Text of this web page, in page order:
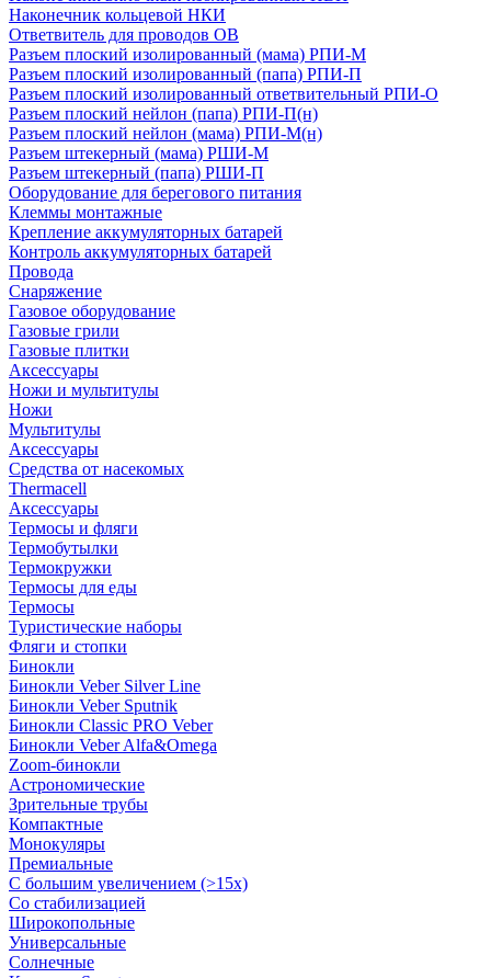
Наконечник кольцевой НКИ
Ответвитель для проводов ОВ
Разъем плоский изолированный (мама) РПИ-М
Разъем плоский изолированный (папа) РПИ-П
Разъем плоский изолированный ответвительный РПИ-О
Разъем плоский нейлон (папа) РПИ-П(н)
Разъем плоский нейлон (мама) РПИ-М(н)
Разъем штекерный (мама) РШИ-М
Разъем штекерный (папа) РШИ-П
Оборудование для берегового питания
Клеммы монтажные
Крепление аккумуляторных батарей
Контроль аккумуляторных батарей
Провода
Снаряжение
Газовое оборудование
Газовые грили
Газовые плитки
Аксессуары
Ножи и мультитулы
Ножи
Мультитулы
Аксессуары
Средства от насекомых
Thermacell
Аксессуары
Термосы и фляги
Термобутылки
Термокружки
Термосы для еды
Термосы
Туристические наборы
Фляги и стопки
Бинокли
Бинокли Veber Silver Line
Бинокли Veber Sputnik
Бинокли Classic PRO Veber
Бинокли Veber Alfa&Omega
Zoom-бинокли
Астрономические
Зрительные трубы
Компактные
Монокуляры
Премиальные
С большим увеличением (>15x)
Со стабилизацией
Широкопольные
Универсальные
Солнечные